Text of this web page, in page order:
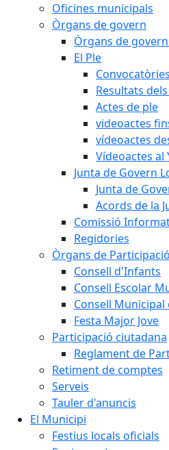
Oficines municipals
Òrgans de govern
Òrgans de
El Ple
Resultats
Actes de ple
videoactes
vídeoactes
Vídeoactes al
Junta de Govern
Junta de
Acords de la
Comissió
Regidories
Òrgans de Participació
Consell d'Infants
Consell Escolar
Consell Municipal
Festa Major Jove
Participació ciutadana
Reglament de
Retiment de comptes
Serveis
Tauler d'anuncis
El Municipi
Festius locals oficials